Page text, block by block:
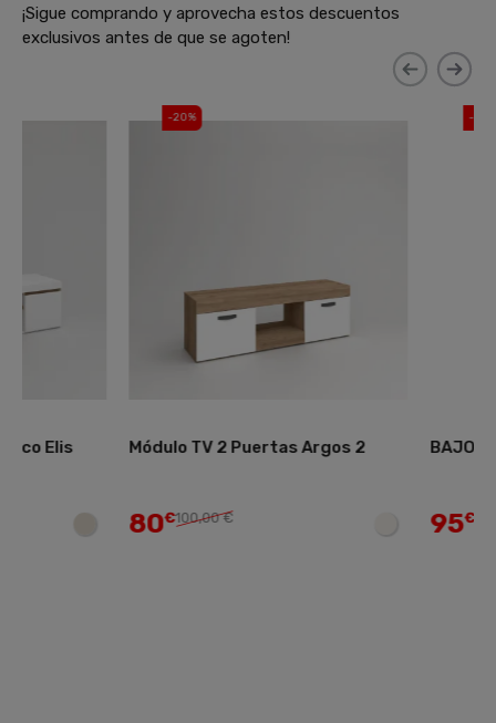
¡Sigue comprando y aprovecha estos descuentos
exclusivos antes de que se agoten!
Módulo TV 2 Puertas Argos 2
€100,00 €
BAJO SALON T.V.
118,75 €